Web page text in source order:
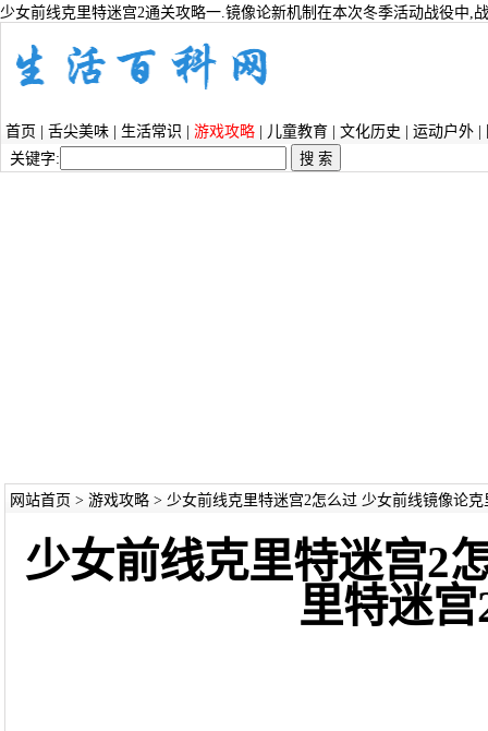
少女前线克里特迷宫2通关攻略一.镜像论新机制在本次冬季活动战役中,
首页 舌尖美味 生活常识 游戏攻略 儿童教育 文化历史 运动户外
关键字:
网站首页 > 游戏攻略> 少女前线克里特迷宫2怎么过 少女前线镜像论克
少女前线克里特迷宫2
里特迷